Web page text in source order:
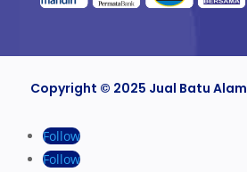
Copyright © 2025 Jual Batu Alam
Follow
Follow